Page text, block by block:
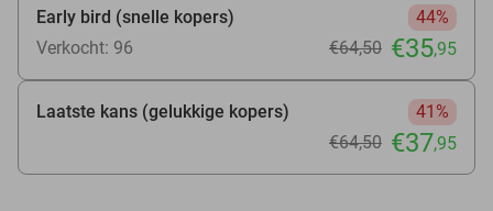
Early bird (snelle kopers)
44%
Verkocht: 96
€64,50 €35,95
Laatste kans (gelukkige kopers)
41%
€64,50 €37,95